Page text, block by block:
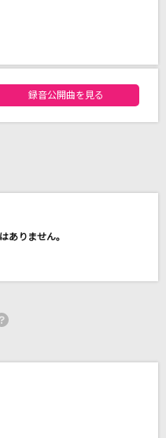
feat.可不(KAFU)
トリーランキング
録音公開曲を見る